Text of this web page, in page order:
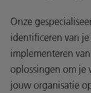
Onze
identificeren van
implementeren
oplossingen om je
jouw organisatie